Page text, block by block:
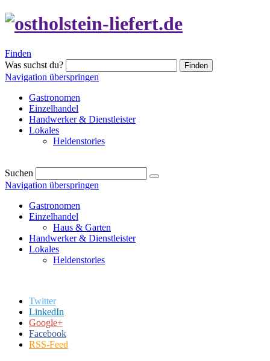
Finden
Was suchst du?
Finden
Navigation überspringen
Gastronomen
Einzelhandel
Handwerker & Dienstleister
Lokales
Heldenstories
Suchen
Navigation überspringen
Gastronomen
Einzelhandel
Haus & Garten
Handwerker & Dienstleister
Lokales
Heldenstories
Twitter
LinkedIn
Google+
Facebook
RSS-Feed